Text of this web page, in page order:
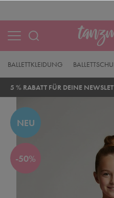
BALLETTKLEIDUNG
5 % RABATT FÜR DEINE
NEU
-50%